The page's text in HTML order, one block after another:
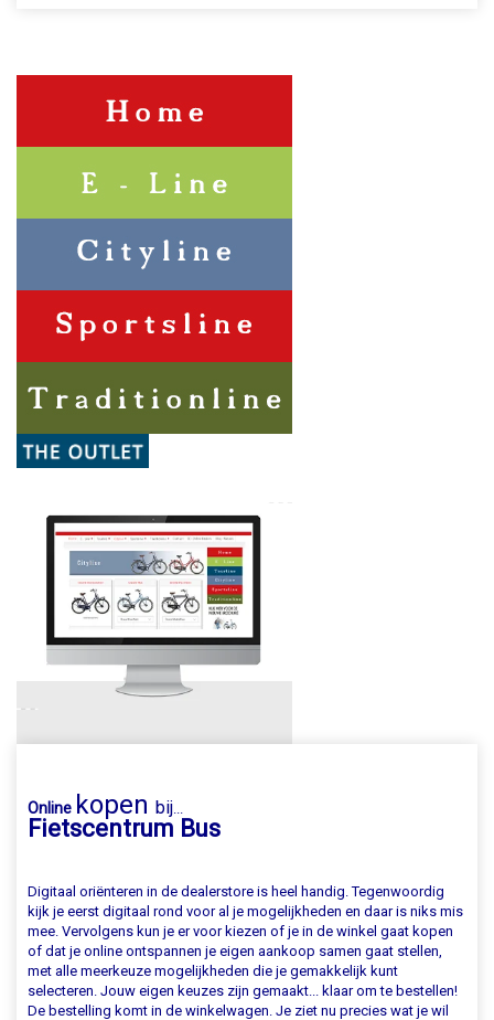
Online kopen bij
Fietscentrum Bus
Digitaal oriënteren in de dealerstore is heel handig. Tegenwoordig
kijk je eerst digitaal rond voor al je mogelijkheden en daar is niks mis
mee. Vervolgens kun je er voor kiezen of je in de winkel gaat kopen
of dat je online ontspannen je eigen aankoop samen gaat stellen,
met alle meerkeuze mogelijkheden die je gemakkelijk kunt
selecteren. Jouw eigen keuzes zijn gemaakt... klaar om te bestellen!
De bestelling komt in de winkelwagen. Je ziet nu precies wat je wil